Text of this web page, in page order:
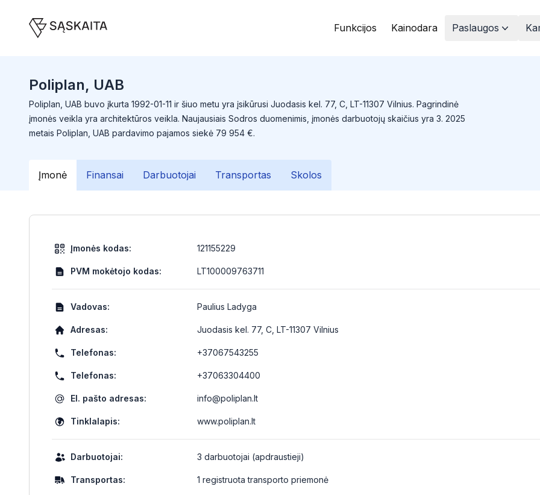
Funkcijos Kainodara Paslaugos
Poliplan, UAB
Poliplan, UAB buvo įkurta 1992-01-11 ir šiuo metu yra įsikūrusi Juodasis kel. 77, C, LT-11307 Vilnius. Pagrindinė
įmonės veikla yra architektūros veikla. Naujausiais Sodros duomenimis, įmonės darbuotojų skaičius yra 3. 2025
metais Poliplan, UAB pardavimo pajamos siekė 79 954 €.
Įmonė Finansai Darbuotojai Transportas Skolos
Įmonės kodas: 121155229
PVM mokėtojo kodas: LT100009763711
Vadovas: Paulius Ladyga
Adresas: Juodasis kel. 77, C, LT-11307 Vilnius
Telefonas: +37067543255
Telefonas: +37063304400
El. pašto adresas: info@poliplan.lt
Tinklalapis: www.poliplan.lt
Darbuotojai: 3 darbuotojai (apdraustieji)
Transportas: 1 registruota transporto priemonė